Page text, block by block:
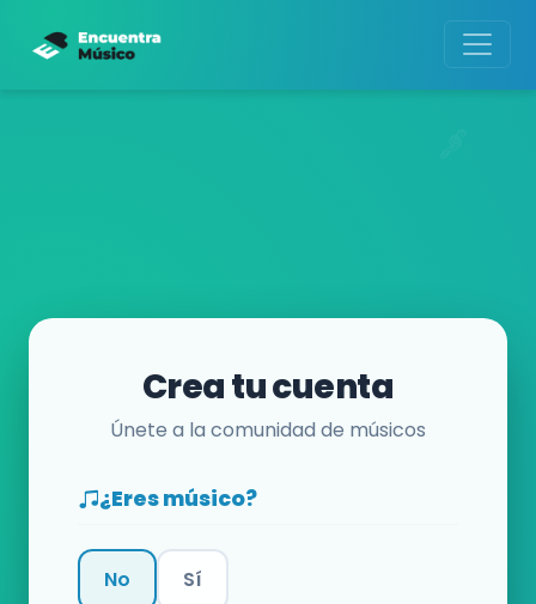
Crea tu cuenta
Únete a la comunidad de músicos
¿Eres músico?
No Sí